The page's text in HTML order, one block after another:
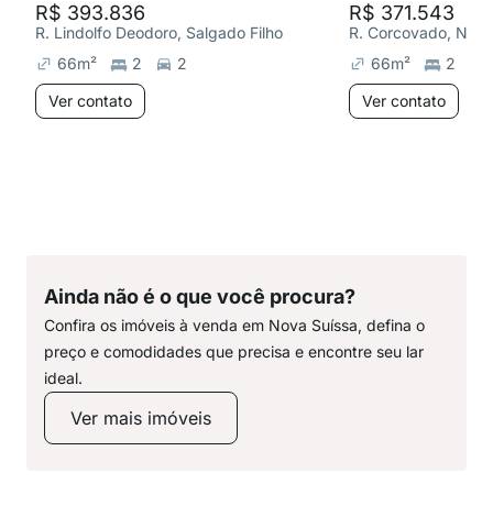
R$ 393.836
R. Lindolfo Deodoro, Salgado Filho
66m² 2
2
Ver contato
R$ 371.543
R. Corcovado,
66m² 2
Ver contato
Ainda não é o que você procura?
Confira os imóveis à venda em Nova Suíssa, defina o
preço e comodidades que precisa e encontre seu lar
ideal.
Ver mais imóveis